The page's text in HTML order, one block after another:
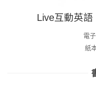
Live互動英
電
紙